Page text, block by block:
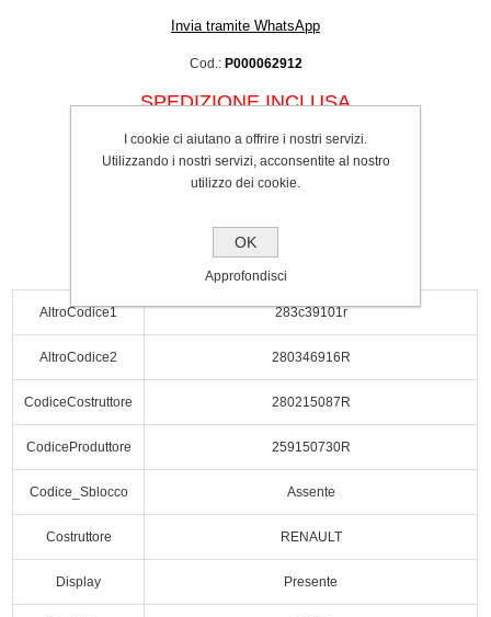
Invia tramite WhatsApp
Cod.: P000062912
SPEDIZIONE INCLUSA
€227.00
Acquista
AltroCodice1 283c39101r
AltroCodice2 280346916R
CodiceCostruttore 280215087R
CodiceProduttore 259150730R
Codice_Sblocco Assente
Costruttore RENAULT
Display Presente
I cookie ci aiutano a offrire i nostri servizi.
Utilizzando i nostri servizi, acconsentite al nostro
utilizzo dei cookie.
OK
Approfondisci